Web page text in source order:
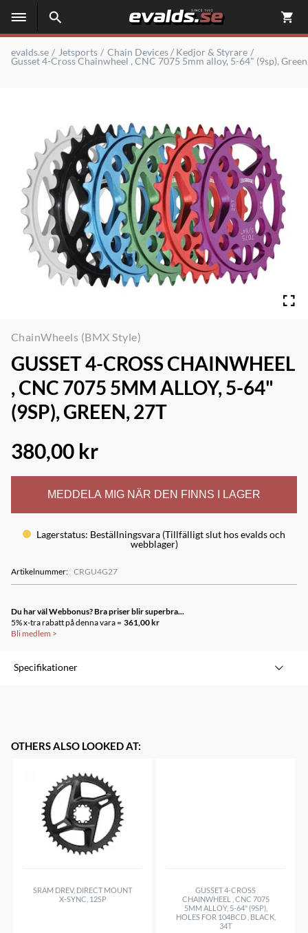
evalds.se Jetsports
Chain Devices / Kedjor & Styrare
Gusset 4-Cross Chainwheel , CNC 7075 5mm alloy, 5-64" (9sp),
ChainWheels (BMX Style)
GUSSET 4-CROSS CHAINWHEEL
, CNC 7075 5MM ALLOY, 5-64"
(9SP), GREEN, 27T
380,00 kr
MEDDELA MIG NÄR DEN FINNS I LAGER
Lagerstatus: Beställningsvara (Tillfälligt slut hos evalds och
webblager)
Artikelnummer: CRGU4G27
Du har väl Webbonus? Bra priser blir superbra...
5% x-tra rabatt på denna vara = 361,00 kr
Bli medlem >
Specifikationer
OTHERS ALSO LOOKED AT:
SRAM DREV, DIRECT MOUNT
X-SYNC, 12SP
GUSSET 4-CROSS
CHAINWHEEL , CNC 7075
5MM ALLOY, 5-64" (9SP),
HOLES FOR 104BCD , BLACK,
34T